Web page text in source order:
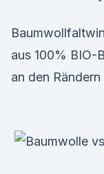
aus 100% BIO-
an den